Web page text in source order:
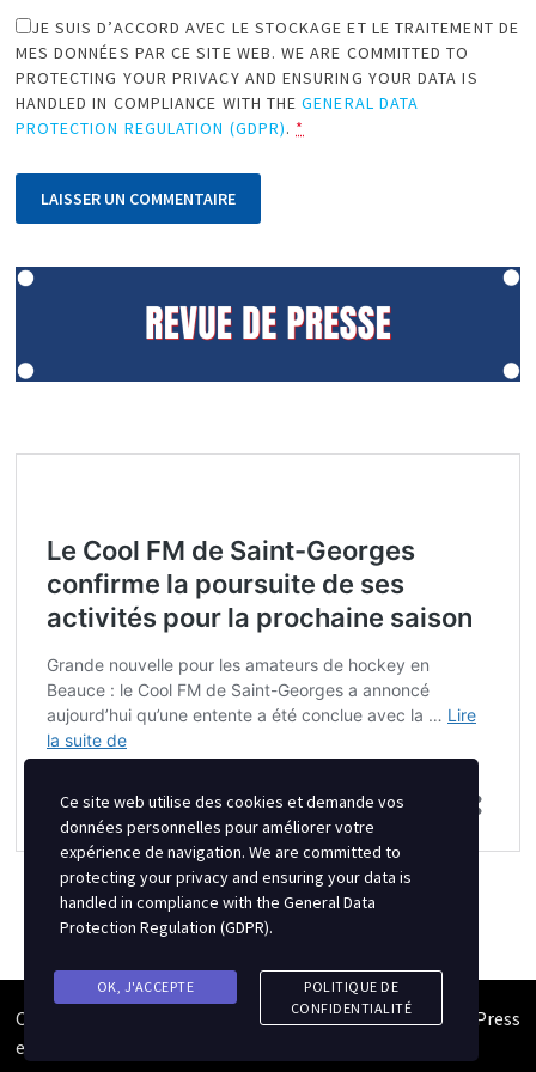
JE SUIS D’ACCORD AVEC LE STOCKAGE ET LE TRAITEMENT DE
MES DONNÉES PAR CE SITE WEB. WE ARE COMMITTED TO
PROTECTING YOUR PRIVACY AND ENSURING YOUR DATA IS
HANDLED IN COMPLIANCE WITH THEGENERAL DATA
PROTECTION REGULATION (GDPR). *
Copyright © 2026 Semipro Magazine. Alimenté par
WordPress
et
Ce site web utilise des cookies et demande vos
données personnelles pour améliorer votre
expérience de navigation. We are committed to
protecting your privacy and ensuring your data is
handled in compliance with the General Data
Protection Regulation (GDPR).
OK, J'ACCEPTE
POLITIQUE DE
CONFIDENTIALITÉ